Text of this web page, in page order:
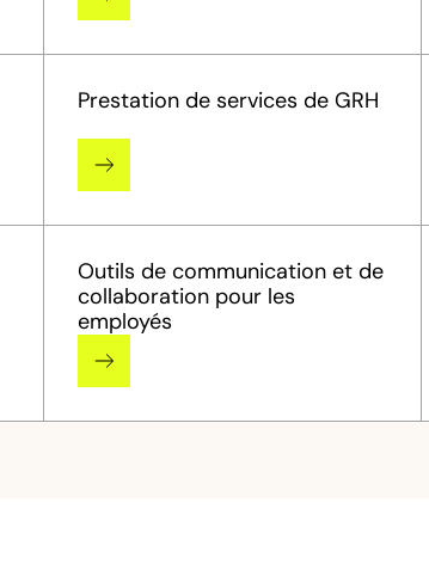
Prestation de services de GRH
Outils de communication et de
collaboration pour les
employés